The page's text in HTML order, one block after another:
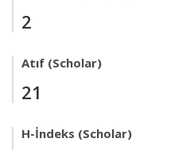
2
Atıf (Scholar)
21
H-İndeks (Scholar)